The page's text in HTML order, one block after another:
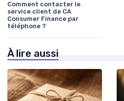
Comment contacter le
service client de CA
Consumer Finance par
téléphone ?
À lire aussi